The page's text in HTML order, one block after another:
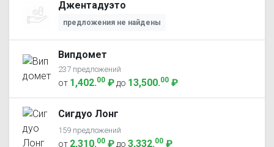
Джентадуэто
предложения не найдены
Випдомет
237 предложений
от 1,402.00 ₽ до 13,500.00 ₽
Сигдуо Лонг
159 предложений
от 2,310.00 ₽ до 3,332.00 ₽